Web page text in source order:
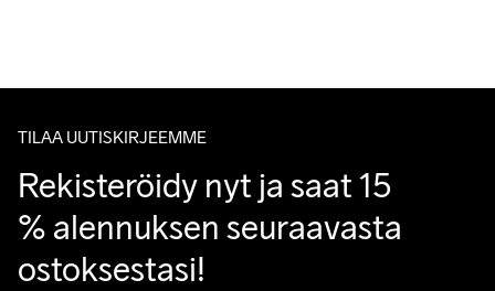
kysymyksiisi.
TILAA UUTISKIRJEEMME
Rekisteröidy nyt ja saat 15
% alennuksen seuraavasta
ostoksestasi!